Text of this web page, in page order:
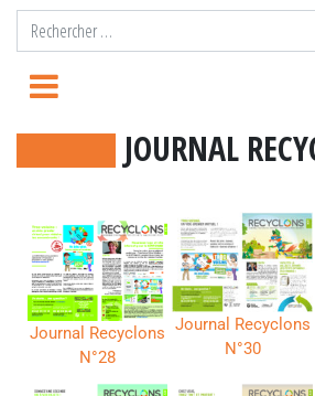
JOURNAL
Journal Recyclons
N°28
Journal Recyclons
N°30